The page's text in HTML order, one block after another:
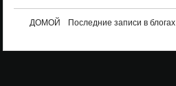
ДОМОЙ Последние записи в блогах